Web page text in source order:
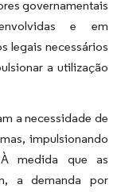
governamentais
e em
legais necessários
a utilização
a necessidade de
impulsionando
medida que as
a demanda por